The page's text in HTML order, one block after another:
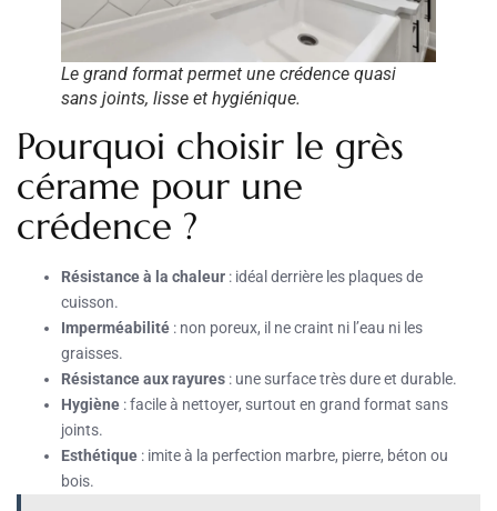
Le grand format permet une crédence quasi
sans joints, lisse et hygiénique.
Pourquoi choisir le grès
cérame pour une
crédence ?
Résistance à la chaleur : idéal derrière les plaques de
cuisson.
Imperméabilité : non poreux, il ne craint ni l’eau ni les
graisses.
Résistance aux rayures : une surface très dure et durable.
Hygiène : facile à nettoyer, surtout en grand format sans
joints.
Esthétique : imite à la perfection marbre, pierre, béton ou
bois.